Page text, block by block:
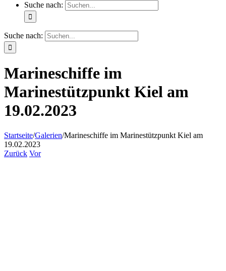
Suche nach:
Suche nach:
Marineschiffe im
Marinestützpunkt Kiel am
19.02.2023
Startseite/Galerien/Marineschiffe im Marinestützpunkt Kiel am
19.02.2023
Zurück Vor